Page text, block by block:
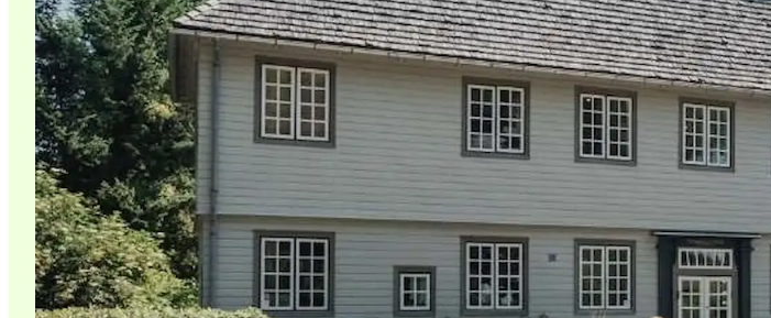
This is Copenhagen
Aktiviteter
Spis & drik
Områder
Planlæg din tur
CopenPay
Copenhagen Card